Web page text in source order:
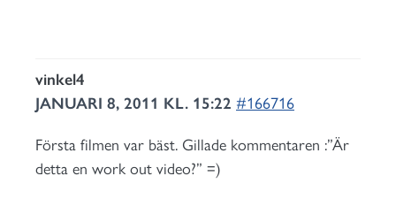
vinkel4
JANUARI 8, 2011 KL. 15:22 #166716
Första filmen var bäst. Gillade kommentaren :”Är
detta en work out video?” =)